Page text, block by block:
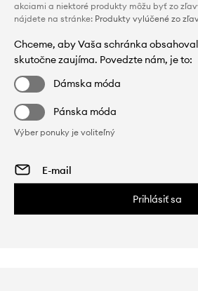
akciami a niektoré produkty môžu byť zo
nájdete na stránke: Produkty vylúčené zo
Chceme, aby Vaša schránka
skutočne zaujíma. Povedzte nám, je to:
Dámska móda
Pánska móda
Výber ponuky je voliteľný
Prihlásiť sa